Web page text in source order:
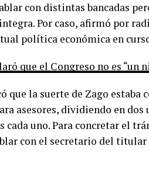
con distintas bancadas
Por caso, afirmó por
política económica en
que el Congreso no es “un
que la suerte de Zago
asesores, dividiendo en
cada uno. Para concretar el
con el secretario del